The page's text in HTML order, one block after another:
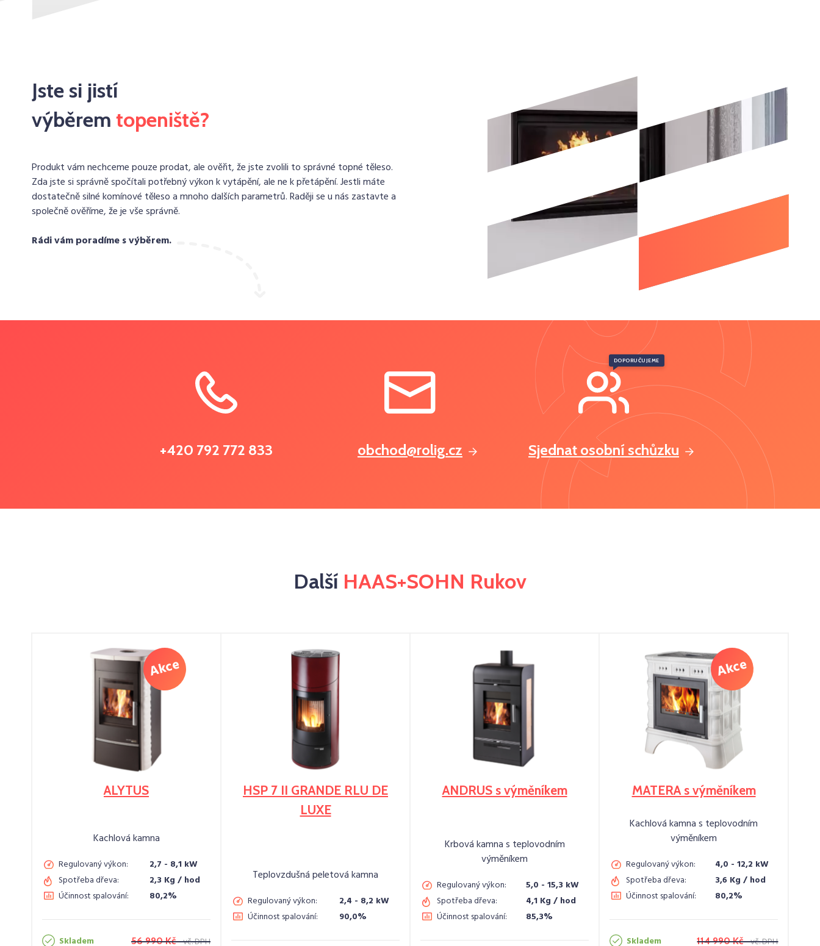
Jste si jistí
výběrem topeniště?
Produkt vám nechceme pouze prodat, ale ověřit, že jste zvolili to správné topné těleso.
Zda jste si správně spočítali potřebný výkon k vytápění, ale ne k přetápění. Jestli máte
dostatečně silné komínové těleso a mnoho dalších parametrů. Raději se u nás zastavte a
společně ověříme, že je vše správně.
Rádi vám poradíme s výběrem.
+420 792 772 833 obchod@rolig.cz Sjednat osobní schůzku
DOPORUČUJEME
Další HAAS+SOHN Rukov
ALYTUS
Kachlová kamna
Regulovaný výkon:
2,7 - 8,1 kW
Spotřeba dřeva:
2,3 Kg / hod
Účinnost spalování:
80,2%
Skladem 56 990 Kč vč. DPH
HSP 7 II GRANDE RLU DE
LUXE
Teplovzdušná peletová kamna
Regulovaný výkon:
2,4 - 8,2 kW
Účinnost spalování:
90,0%
ANDRUS s výměníkem
Krbová kamna s teplovodním
výměníkem
Regulovaný výkon:
5,0 - 15,3 kW
Spotřeba dřeva:
4,1 Kg / hod
Účinnost spalování:
85,3%
MATERA s výměníkem
Kachlová kamna s teplovodním
výměníkem
Regulovaný výkon:
4,0 - 12,2 kW
Spotřeba dřeva:
3,6 Kg / hod
Účinnost spalování:
80,2%
Skladem 114 990 Kč vč. DPH